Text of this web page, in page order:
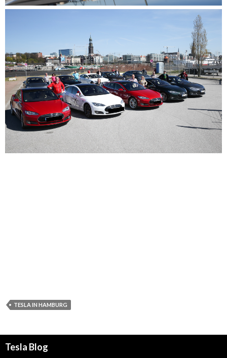
TESLA IN HAMBURG
Tesla Blog